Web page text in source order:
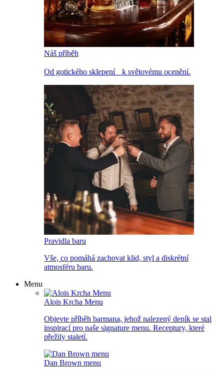
Náš příběh
Od gotického sklepení k světovému ocenění.
Pravidla baru
Vše, co pomáhá zachovat klid, styl a diskrétní
atmosféru baru.
Menu
Alois Krcha Menu
Objevte příběh barmana, jehož nalezený deník se stal
inspirací pro naše signature menu. Receptury, které
přežily staletí.
Dan Brown menu